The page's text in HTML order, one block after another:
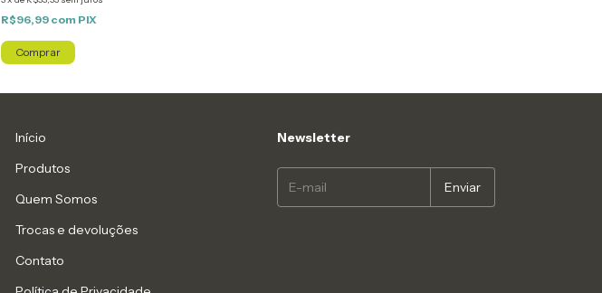
R$96,99 com PIX
Comprar
Início
Produtos
Quem Somos
Trocas e devoluções
Contato
Newsletter